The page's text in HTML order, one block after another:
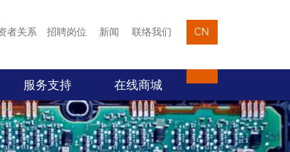
者关系 招聘岗位 新闻 联络我们 CN
服务支持 在线商城